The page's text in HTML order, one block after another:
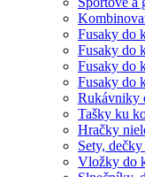
Fusaky do
Fusaky do
Fusaky do
Fusaky do
Rukávniky
Tašky ku
Hračky
Sety,
Vložky do